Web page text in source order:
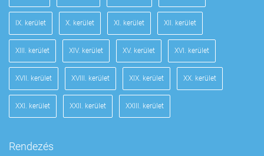
IX. kerület X. kerület XI. kerület XII. kerület
XIII. kerület XIV. kerület XV. kerület XVI. kerület
XVII. kerület XVIII. kerület XIX. kerület XX. kerület
XXI. kerület XXII. kerület XXIII. kerület
Rendezés